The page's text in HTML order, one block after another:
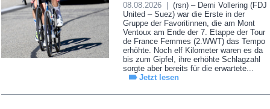
08.08.2026 |
(rsn) – Demi Vollering (FDJ
United – Suez) war die Erste in der
Gruppe der Favoritinnen, die am Mont
Ventoux am Ende der 7. Etappe der Tour
de France Femmes (2.WWT) das Tempo
erhöhte. Noch elf Kilometer waren es da
bis zum Gipfel, ihre erhöhte Schlagzahl
sorgte aber bereits für die erwartete...
Jetzt lesen